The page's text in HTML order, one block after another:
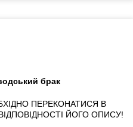
брак
ПЕРЕКОНАТИСЯ В
ЙОГО ОПИСУ!